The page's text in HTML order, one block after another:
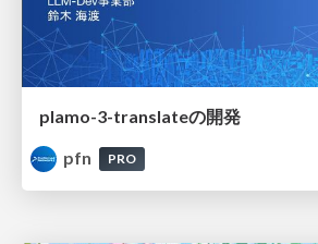
plamo-3-translateの開発
pfn
PRO